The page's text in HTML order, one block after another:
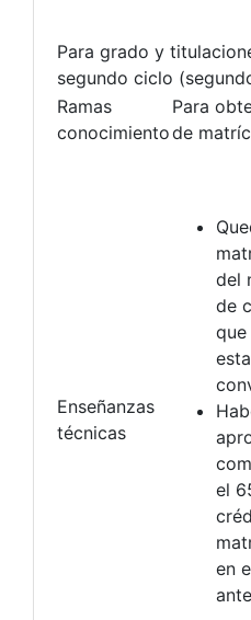
Para grado y
segundo ciclo
Ramas
conocimiento
Para
de
Enseñanzas
técnicas
del
de
que
el
en